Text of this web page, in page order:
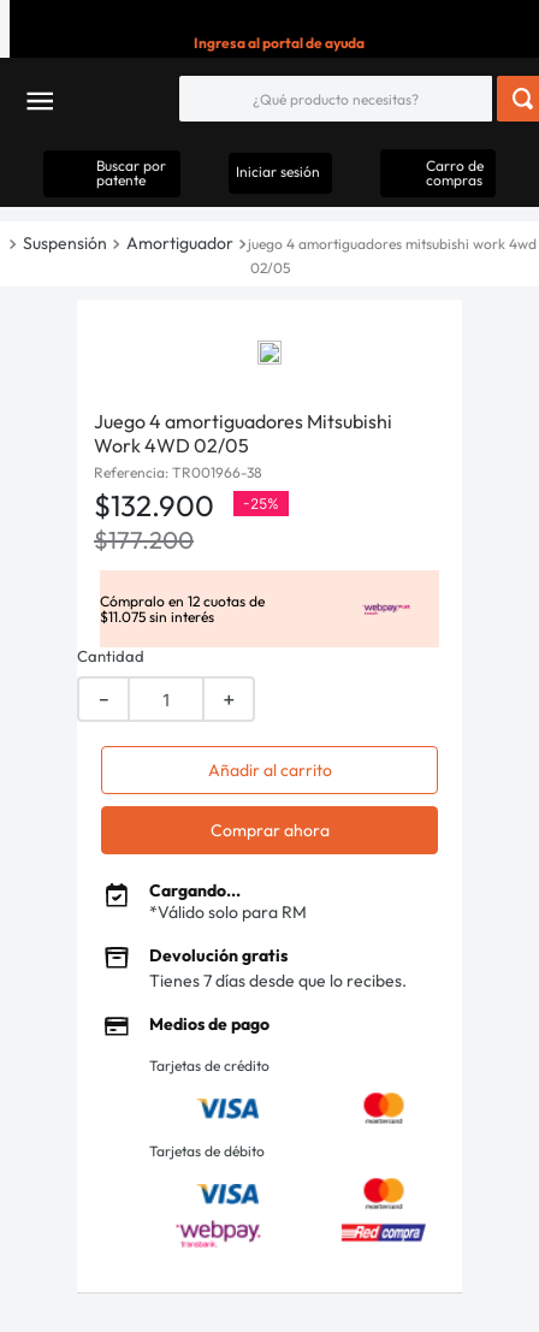
Ingresa al portal de ayuda
Buscar por
patente
Iniciar sesión
Carro de
compras
Suspensión Amortiguador
juego 4 amortiguadores mitsubishi work 4wd
02/05
Juego 4 amortiguadores Mitsubishi
Work 4WD 02/05
Referencia: TR001966-38
$132.900 -25%
$177.200
Cómpralo en 12 cuotas de
$11.075 sin interés
Cantidad
＋
－
Añadir al carrito
Comprar ahora
Cargando...
*Válido solo para RM
Devolución gratis
Tienes 7 días desde que lo recibes.
Medios de pago
Tarjetas de crédito
Tarjetas de débito